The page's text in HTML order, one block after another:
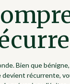
Bien que
récurrente,